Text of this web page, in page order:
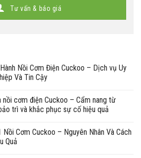
Tư vấn & báo giá
Nồi Cơm Điện Cuckoo – Dịch vụ Uy
Và Tin Cậy
nồi cơm điện Cuckoo – Cẩm nang từ
trì và khắc phục sự cố hiệu quả
Nồi Cơm Cuckoo – Nguyên Nhân Và Cách
Quả